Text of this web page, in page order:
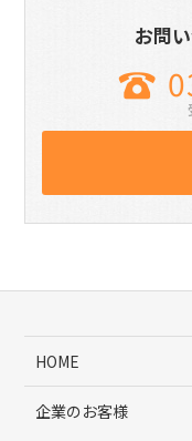
お問
HOME
企業のお客様